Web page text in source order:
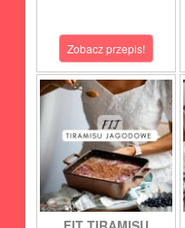
Zobacz przepis!